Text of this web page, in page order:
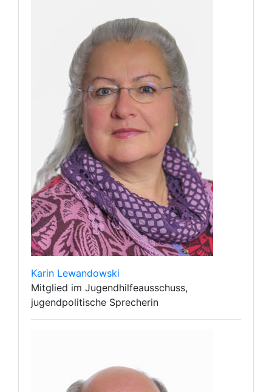
Karin Lewandowski
Mitglied im Jugendhilfeausschuss,
jugendpolitische Sprecherin